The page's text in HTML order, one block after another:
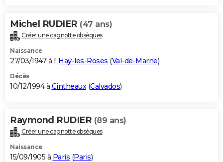
Michel RUDIER (47 ans)
Créer une cagnotte obsèques
Naissance
27/03/1947 à l' Haÿ-les-Roses (Val-de-Marne)
Décès
10/12/1994 à Cintheaux(Calvados)
Raymond RUDIER (89 ans)
Créer une cagnotte obsèques
Naissance
15/09/1905 à Paris (Paris)